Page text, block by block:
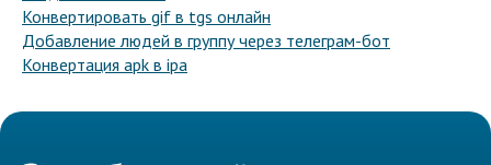
Конвертировать gif в tgs онлайн
Добавление людей в группу через телеграм-бот
Конвертация apk в ipa